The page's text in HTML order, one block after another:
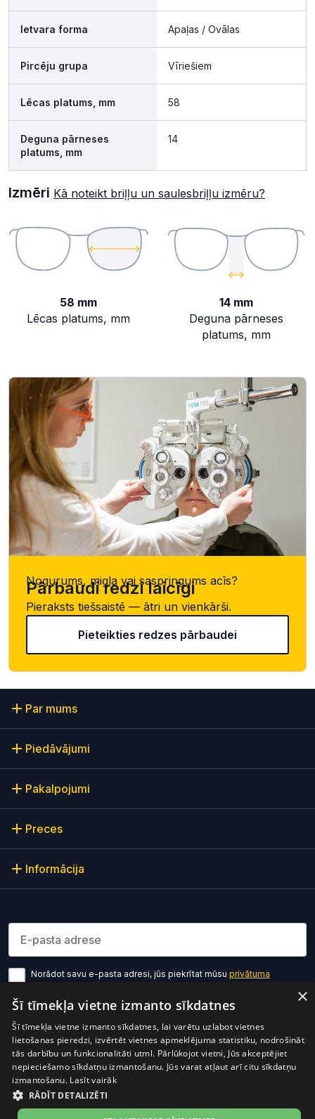
Ietvara forma Apaļas / Ovālas
Pircēju grupa Vīriešiem
Lēcas platums, mm 58
Deguna pārneses
platums, mm
14
Izmēri Kā noteikt briļļu un saulesbriļļu izmēru?
58 mm
Lēcas platums, mm
14 mm
Deguna pārneses
platums, mm
Nogurums, migla vai saspringums acīs?
Pārbaudi redzi laicīgi
Pieraksts tiešsaistē — ātri un vienkārši.
Pieteikties redzes pārbaudei
Par mums
Piedāvājumi
Pakalpojumi
Preces
Informācija
Lūdzu ievadiet e-pasta adresi
Norādot savu e-pasta adresi, jūs piekrītat mūsu privātuma
Preces cenā ir iekļauts PVN
© 2026 OptiO. Visas tiesības aizsargātas.
×
Šī tīmekļa vietne izmanto sīkdatnes
Šī tīmekļa vietne izmanto sīkdatnes, lai varētu uzlabot vietnes
lietošanas pieredzi, izvērtēt vietnes apmeklējuma statistiku, nodrošināt
tās darbību un funkcionalitāti utml. Pārlūkojot vietni, Jūs akceptējiet
nepieciešamo sīkdatņu izmantošanu. Jūs varat atļaut arī citu sīkdatņu
izmantošanu. Lasīt vairāk
RĀDĪT DETALIZĒTI